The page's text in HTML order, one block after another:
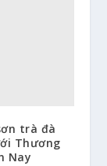
trà đà
Thương
Nay